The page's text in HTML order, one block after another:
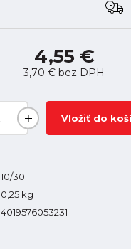
4,55 €
3,70 € bez DPH
Vložiť do
10/30
0,25 kg
4019576053231